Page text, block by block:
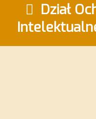
Dział